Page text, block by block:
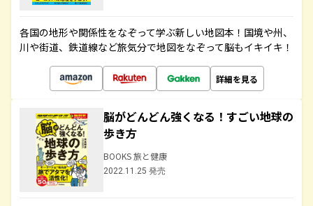
各国の地形や関係性をなぞって学ぶ新しい地図本！国境や州、
川や街道、鉄道線など旅気分で地図をなぞって脳もイキイキ！
詳細を見る
脳がどんどん強くなる！すごい地球の
歩き方
BOOKS 旅と健康
2022.11.25 発売